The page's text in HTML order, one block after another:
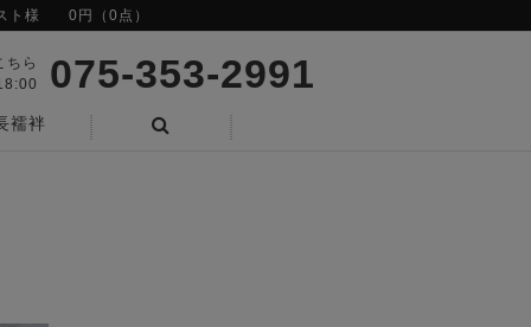
ト様 0円（0点）
ちら
075-353-2991
襦袢